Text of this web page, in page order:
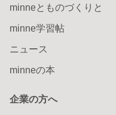
minneとものづくりと
minne学習帖
ニュース
minneの本
企業の方へ